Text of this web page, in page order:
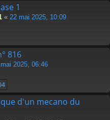
1
« 22 mai 2025, 10:09
816
2025, 06:46
d'un mecano du